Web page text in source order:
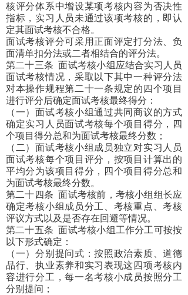
核评分体系中增设某项考核内容为否决性
指标，实习人员未通过该项考核的，即认
定其面试考核不合格。
面试考核评分可采用正面评定打分法、负
面清单扣分法或二者相结合的评分法。
第二十三条 面试考核小组应结合实习人员
面试考核情况，采取以下其中一种评分法
对本操作规程第二十一条规定的四个项目
进行评分后确定面试考核最终得分：
（一）面试考核小组通过共同商议的方式
确定实习人员面试考核每个项目得分，四
个项目得分总和为面试考核最终分数；
（二）面试考核小组成员独立对实习人员
面试考核每个项目评分，按项目计算出的
平均分为该项目得分，四个项目得分总和
为面试考核最终分数。
第二十四条 面试考核前，考核小组组长应
确定考核小组成员分工、考核重点、考核
评议方式以及是否存在回避等情况。
第二十五条 面试考核小组工作分工可按按
以下形式确定：
（一）分别提问式：按照政治素质、道德
品行、执业素养和实习表现这四项考核内
容进行分工，每一名考核小成员按照分工
分别提问；